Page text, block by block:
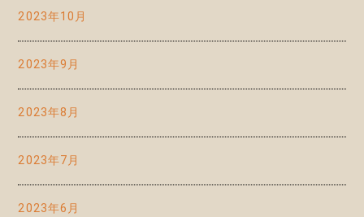
2023年10月
2023年9月
2023年8月
2023年7月
2023年6月